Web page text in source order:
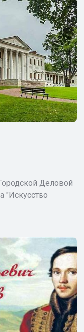
Деловой
"Искусство